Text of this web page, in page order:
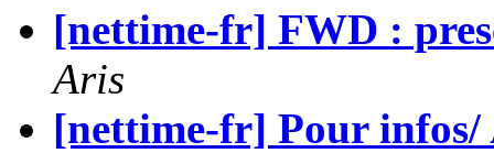
[nettime-fr] FWD :
Aris
[nettime-fr] Pour